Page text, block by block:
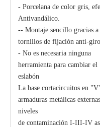
- Porcelana de color gris,
Antivandálico.
-- Montaje sencillo gracias a
tornillos de fijación anti-giro.
- No es necesaria ninguna
herramienta para cambiar el
eslabón
La base cortacircuitos en
armaduras metálicas
niveles
de contaminación I-III-IV